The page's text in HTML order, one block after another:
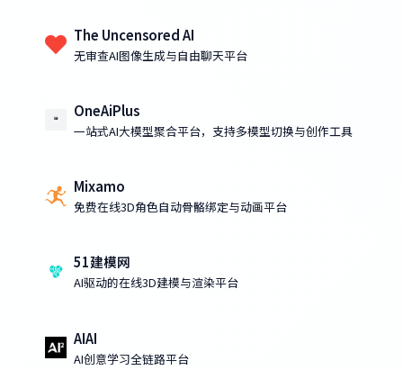
The Uncensored AI
无审查AI图像生成与自由聊天平台
OneAiPlus
一站式AI大模型聚合平台，支持多模型切换与创作工具
Mixamo
免费在线3D角色自动骨骼绑定与动画平台
51建模网
AI驱动的在线3D建模与渲染平台
AIAI
AI创意学习全链路平台